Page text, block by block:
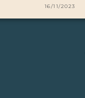
16/11/2023